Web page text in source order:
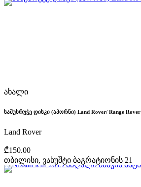
ახალი
სამუხრუჭე დისკი (აპორნი) Land Rover/ Range Rover
Land Rover
₾150.00
თბილისი, ვახუშტი ბაგრატიონის 21